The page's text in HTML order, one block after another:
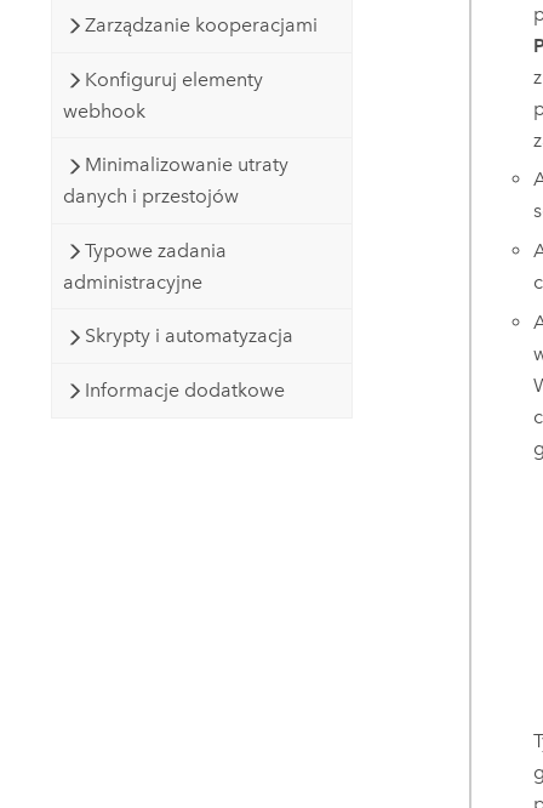
Zarządzanie kooperacjami
Konfiguruj elementy
webhook
Minimalizowanie utraty
danych i przestojów
Typowe zadania
administracyjne
Skrypty i automatyzacja
Informacje dodatkowe